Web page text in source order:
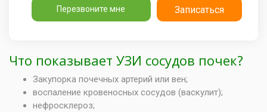
Перезвоните мне Записаться
Что показывает УЗИ сосудов почек?
Закупорка почечных артерий или вен;
воспаление кровеносных сосудов (васкулит);
нефросклероз;